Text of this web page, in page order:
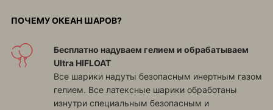
ПОЧЕМУ ОКЕАН ШАРОВ?
Бесплатно надуваем гелием и обрабатываем
Ultra HIFLOAT
Все шарики надуты безопасным инертным газом
гелием. Все латексные шарики обработаны
изнутри специальным безопасным и